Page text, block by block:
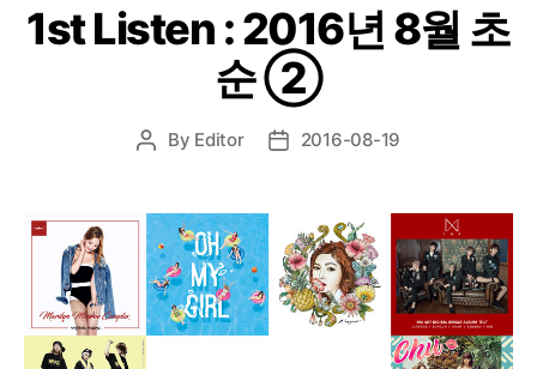
1st Listen : 2016년 8월 초
순 ②
Post
By Editor
Post2016-08-19